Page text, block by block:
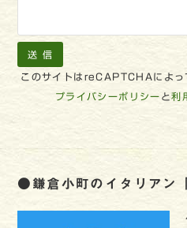
このサイトはreCAPTCHAによ
プライバシーポリシー と利
●鎌倉小町のイタリアン